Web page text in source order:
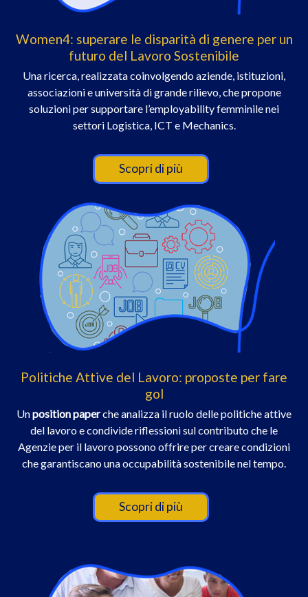
Women4: superare le disparità di genere per un
futuro del Lavoro Sostenibile
Una ricerca, realizzata coinvolgendo aziende, istituzioni,
associazioni e università di grande rilievo, che propone
soluzioni per supportare l’employability femminile nei
settori Logistica, ICT e Mechanics.
Scopri di più
Politiche Attive del Lavoro: proposte per fare
gol
Unposition paperche analizza il ruolo delle politiche attive
del lavoro e condivide riflessioni sul contributo che le
Agenzie per il lavoro possono offrire per creare condizioni
che garantiscano una occupabilità sostenibile nel tempo.
Scopri di più